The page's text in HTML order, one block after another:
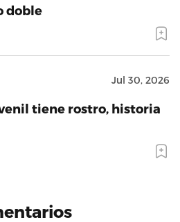
doble
Jul 30, 2026
tiene rostro, historia